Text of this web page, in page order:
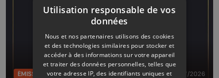
ÉMISSIONS 29/07/2026
Utilisation responsable de vos
données
Nous et nos partenaires utilisons des cookies
et des technologies similaires pour stocker et
accéder à des informations sur votre appareil
et traiter des données personnelles, telles que
votre adresse IP, des identifiants uniques et